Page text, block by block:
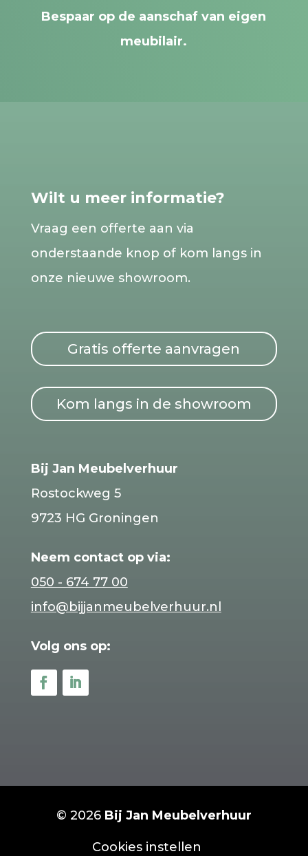
Bespaar op de aanschaf van eigen
meubilair.
Wilt u meer informatie?
Vraag een offerte aan via
onderstaande knop of kom langs in
onze nieuwe showroom.
Gratis offerte aanvragen
Kom langs in de showroom
Bij Jan Meubelverhuur
Rostockweg 5
9723 HG Groningen
Neem contact op via:
050 - 674 77 00
info@bijjanmeubelverhuur.nl
Volg ons op:
© 2026 Bij Jan Meubelverhuur
Cookies instellen